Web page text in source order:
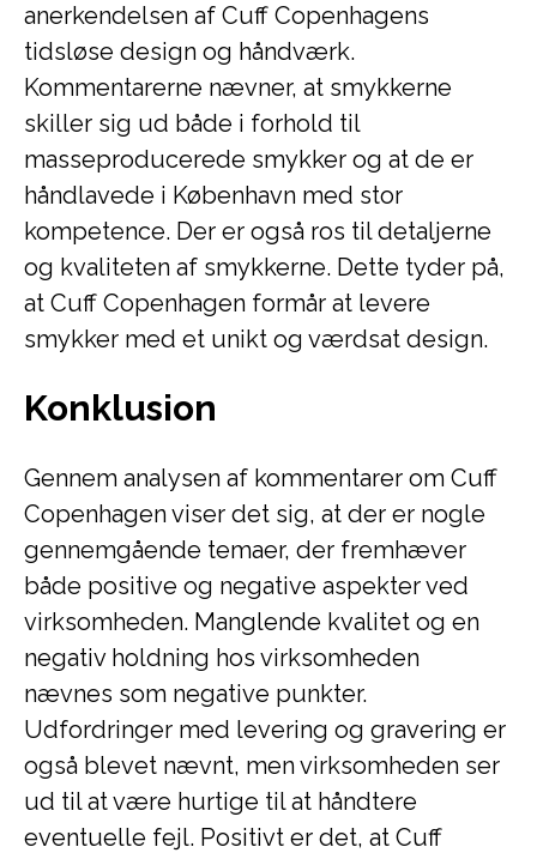
anerkendelsen af Cuff Copenhagens
tidsløse design og håndværk.
Kommentarerne nævner, at smykkerne
skiller sig ud både i forhold til
masseproducerede smykker og at de er
håndlavede i København med stor
kompetence. Der er også ros til detaljerne
og kvaliteten af smykkerne. Dette tyder på,
at Cuff Copenhagen formår at levere
smykker med et unikt og værdsat design.
Konklusion
Gennem analysen af kommentarer om Cuff
Copenhagen viser det sig, at der er nogle
gennemgående temaer, der fremhæver
både positive og negative aspekter ved
virksomheden. Manglende kvalitet og en
negativ holdning hos virksomheden
nævnes som negative punkter.
Udfordringer med levering og gravering er
også blevet nævnt, men virksomheden ser
ud til at være hurtige til at håndtere
eventuelle fejl. Positivt er det, at Cuff